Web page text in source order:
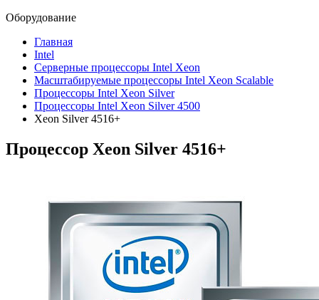
Оборудование
Главная
Intel
Серверные процессоры Intel Xeon
Масштабируемые процессоры Intel Xeon Scalable
Процессоры Intel Xeon Silver
Процессоры Intel Xeon Silver 4500
Xeon Silver 4516+
Процессор Xeon Silver 4516+